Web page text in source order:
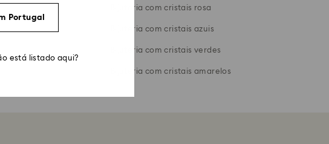
Bijuteria com cristais rosa
Bijuteria com cristais azuis
Bijuteria com cristais verdes
Bijuteria com cristais amarelos
Portugal
está listado aqui?